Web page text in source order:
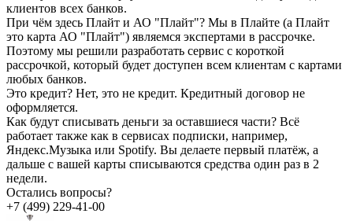
клиентов всех банков.
При чём здесь Плайт и АО "Плайт"? Мы в Плайте (а Плайт
это карта АО "Плайт") являемся экспертами в рассрочке.
Поэтому мы решили разработать сервис с короткой
рассрочкой, который будет доступен всем клиентам с картами
любых банков.
Это кредит? Нет, это не кредит. Кредитный договор не
оформляется.
Как будут списывать деньги за оставшиеся части? Всё
работает также как в сервисах подписки, например,
Яндекс.Музыка или Spotify. Вы делаете первый платёж, а
дальше с вашей карты списываются средства один раз в 2
недели.
Остались вопросы?
+7 (499) 229-41-00